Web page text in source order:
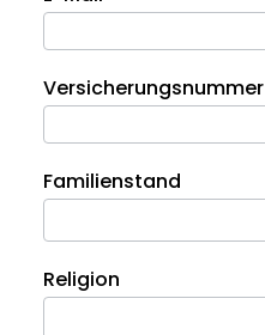
Versicherungsnummer
Familienstand
Religion